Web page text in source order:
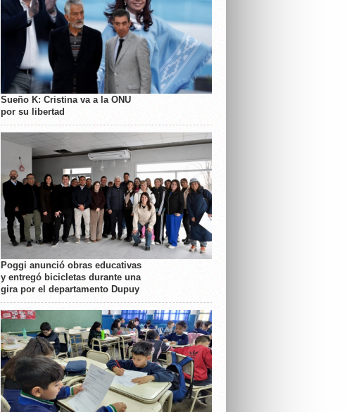
Sueño K: Cristina va a la ONU
por su libertad
Poggi anunció obras educativas
y entregó bicicletas durante una
gira por el departamento Dupuy